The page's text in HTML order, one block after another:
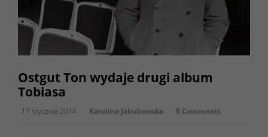
Ostgut Ton wydaje drugi album
Tobiasa
17 stycznia 2014 Karolina Jakubowska 0 Comments